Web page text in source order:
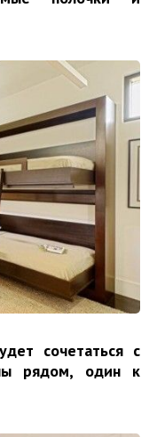
сочетаться с
рядом, один к